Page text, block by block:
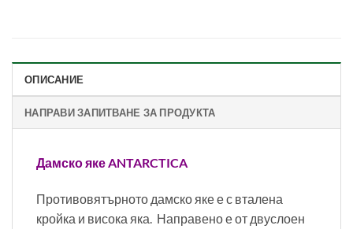
ОПИСАНИЕ
НАПРАВИ ЗАПИТВАНЕ ЗА ПРОДУКТА
Дамско яке ANTARCTICA
Противовятърното дамско яке е с вталена
кройка и висока яка. Направено е от двуслоен